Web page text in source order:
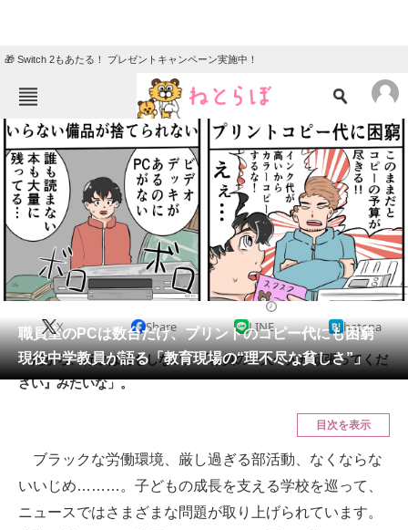
🎁 Switch 2もあたる！ プレゼントキャンペーン実施中！
ねとらぼメニュー
TOP ニュース
エンタメ クイズ
グルメ 地域
住まい 教育・育児
動物 リサーチ
会員記事
メディア
スマホと通信の最新トレンド
職員室のPCは数台だけ、プリントのコピー代にも困窮
現役中学教員が語る「教育現場の“理不尽な貧しさ”」
X Share LINE hatena
「だから、行政は何もしない。『教員の一人一人が頑張ってくだ
さい』みたいな」。
目次を表示
ブラックな労働環境、厳し過ぎる部活動、なくならな
いいじめ………。子どもの成長を支える学校を巡って、
ニュースではさまざまな問題が取り上げられています。